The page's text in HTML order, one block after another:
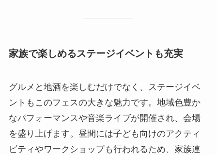
家族で楽しめるステージイベントも充実
グルメと地酒を楽しむだけでなく、ステージイベ
ントもこのフェスの大きな魅力です。地域色豊か
なパフォーマンスや音楽ライブが開催され、会場
を盛り上げます。昼間には子ども向けのアクティ
ビティやワークショップも行われるため、家族連